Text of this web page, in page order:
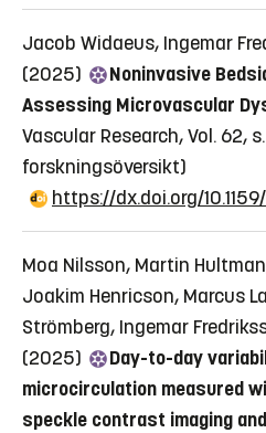
Jacob Widaeus, Ingemar
(2025)
Noninvasive
Assessing Microvascular
Vascular Research, Vol. 62,
forskningsöversikt)
https://dx.doi.org/
Moa Nilsson, Martin
Joakim Henricson, Marcus
Strömberg, Ingemar
(2025)
Day-to-day
microcirculation measured
speckle contrast imaging